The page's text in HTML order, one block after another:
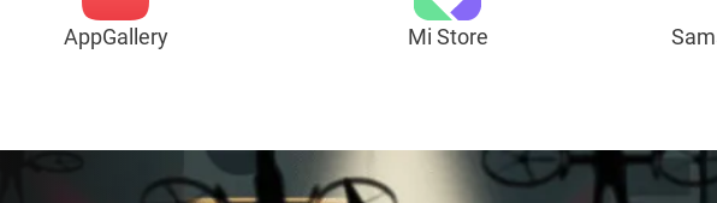
AppGallery Mi Store